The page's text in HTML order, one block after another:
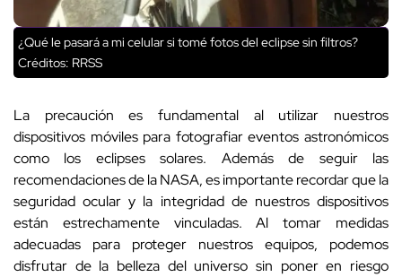
¿Qué le pasará a mi celular si tomé fotos del eclipse sin filtros?
Créditos: RRSS
La precaución es fundamental al utilizar nuestros
dispositivos móviles para fotografiar eventos astronómicos
como los eclipses solares. Además de seguir las
recomendaciones de la NASA, es importante recordar que la
seguridad ocular y la integridad de nuestros dispositivos
están estrechamente vinculadas. Al tomar medidas
adecuadas para proteger nuestros equipos, podemos
disfrutar de la belleza del universo sin poner en riesgo